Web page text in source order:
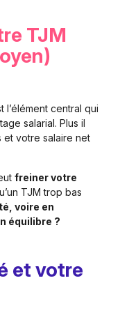
TJM
l’élément central qui
salarial. Plus il
et votre salaire net
freiner votre
TJM trop bas
voire en
équilibre ?
et votre